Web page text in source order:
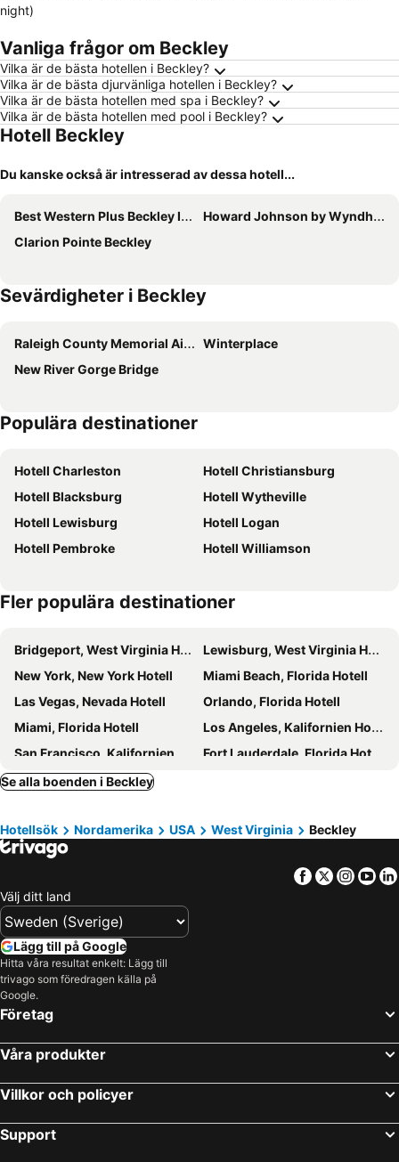
night)
Vanliga frågor om Beckley
Vilka är de bästa hotellen i Beckley?
Vilka är de bästa djurvänliga hotellen i Beckley?
Vilka är de bästa hotellen med spa i Beckley?
Vilka är de bästa hotellen med pool i Beckley?
Hotell Beckley
Du kanske också är intresserad av dessa hotell...
Best Western Plus Beckley Inn
Howard Johnson by Wyndham Beckley
Clarion Pointe Beckley
Sevärdigheter i Beckley
Raleigh County Memorial Airport
Winterplace
New River Gorge Bridge
Populära destinationer
Hotell Charleston
Hotell Christiansburg
Hotell Blacksburg
Hotell Wytheville
Hotell Lewisburg
Hotell Logan
Hotell Pembroke
Hotell Williamson
Fler populära destinationer
Bridgeport, West Virginia Hotell
Lewisburg, West Virginia Hotell
New York, New York Hotell
Miami Beach, Florida Hotell
Las Vegas, Nevada Hotell
Orlando, Florida Hotell
Miami, Florida Hotell
Los Angeles, Kalifornien Hotell
San Francisco, Kalifornien Hotell
Fort Lauderdale, Florida Hotell
Honolulu, Hawaii Hotell
Se alla boenden i Beckley
Hotellsök Nordamerika USA West Virginia Beckley
Facebook
Twitter
Välj ditt land
Lägg till på Google
Hitta våra resultat enkelt: Lägg till
trivago som föredragen källa på
Google.
Företag
Våra produkter
Villkor och policyer
Support